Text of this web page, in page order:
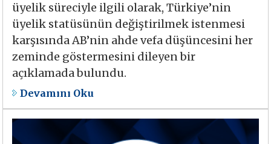
üyelik süreciyle ilgili olarak, Türkiye’nin
üyelik statüsünün değiştirilmek istenmesi
karşısında AB’nin ahde vefa düşüncesini her
zeminde göstermesini dileyen bir
açıklamada bulundu.
Devamını Oku